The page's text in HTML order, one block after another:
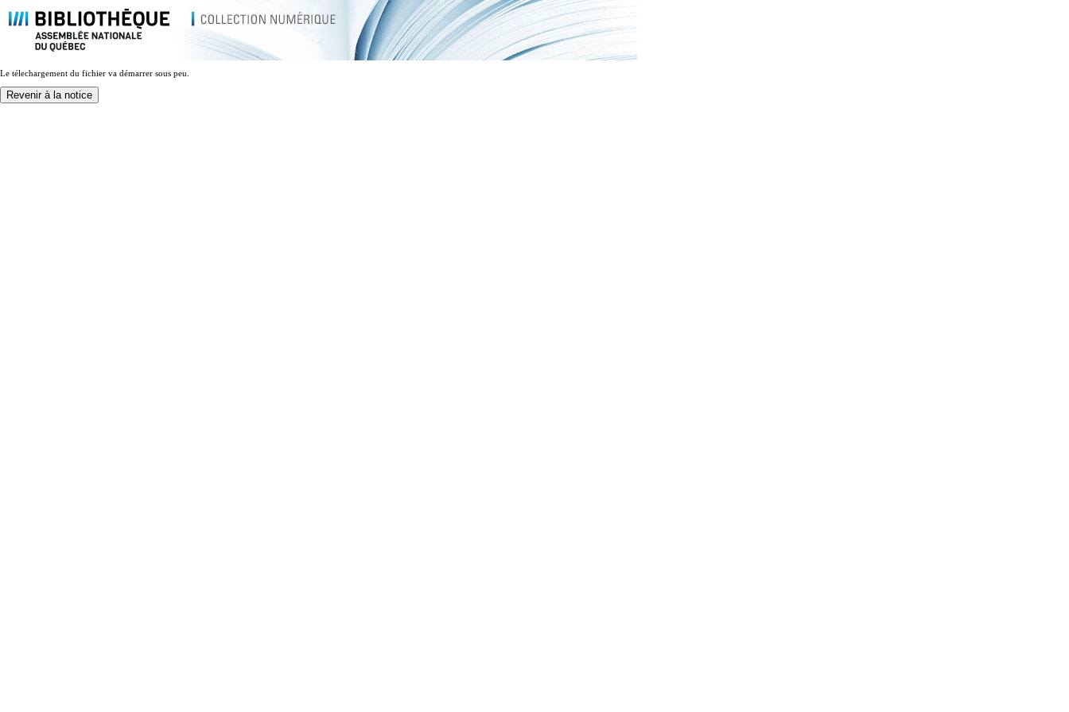
Le télechargement du fichier va démarrer sous peu.